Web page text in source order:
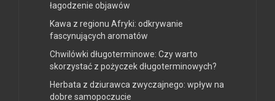
łagodzenie objawów
Kawa z regionu Afryki: odkrywanie
fascynujących aromatów
Chwilówki długoterminowe: Czy warto
skorzystać z pożyczek długoterminowych?
Herbata z dziurawca zwyczajnego: wpływ na
dobre samopoczucie